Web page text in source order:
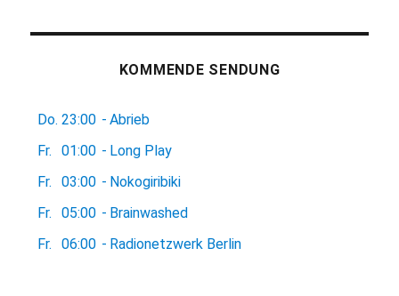
KOMMENDE SENDUNG
Do. 23:00 - Abrieb
Fr.
01:00 - Long Play
Fr.
03:00 - Nokogiribiki
Fr.
05:00 - Brainwashed
Fr.
06:00 - Radionetzwerk Berlin